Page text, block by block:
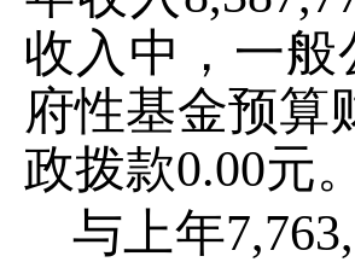
收入中，一
府性基金预算
政拨款0.00元。
与上年